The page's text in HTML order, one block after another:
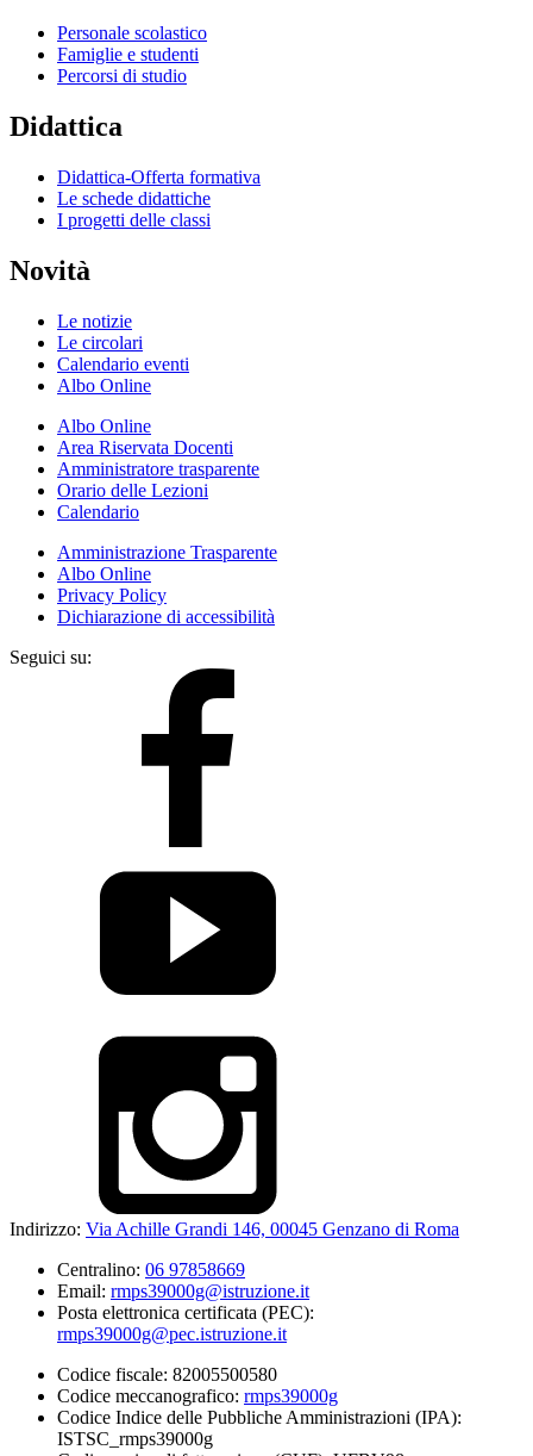
Personale scolastico
Famiglie e studenti
Percorsi di studio
Didattica
Didattica-Offerta formativa
Le schede didattiche
I progetti delle classi
Novità
Le notizie
Le circolari
Calendario eventi
Albo Online
Albo Online
Area Riservata Docenti
Amministratore trasparente
Orario delle Lezioni
Calendario
Amministrazione Trasparente
Albo Online
Privacy Policy
Dichiarazione di accessibilità
Seguici su:
Indirizzo: Via Achille Grandi 146, 00045 Genzano di Roma
Centralino: 06 97858669
Email: rmps39000g@istruzione.it
Posta elettronica certificata (PEC):
rmps39000g@pec.istruzione.it
Codice fiscale: 82005500580
Codice meccanografico: rmps39000g
Codice Indice delle Pubbliche Amministrazioni (IPA):
ISTSC_rmps39000g